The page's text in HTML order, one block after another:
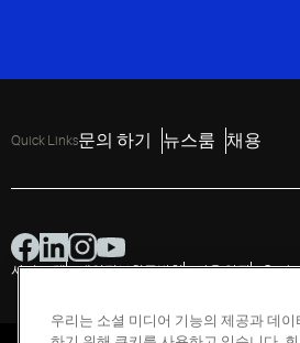
Quick Links문의 하기 뉴스룸 채용
사이트 맵 개인정보취급방침 사용 약관
우리는 소셜 미디어 기능의 제공과 데